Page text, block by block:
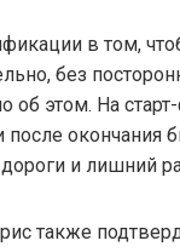
в том,
без
об этом. На
после окончания
дороги и лишний
также